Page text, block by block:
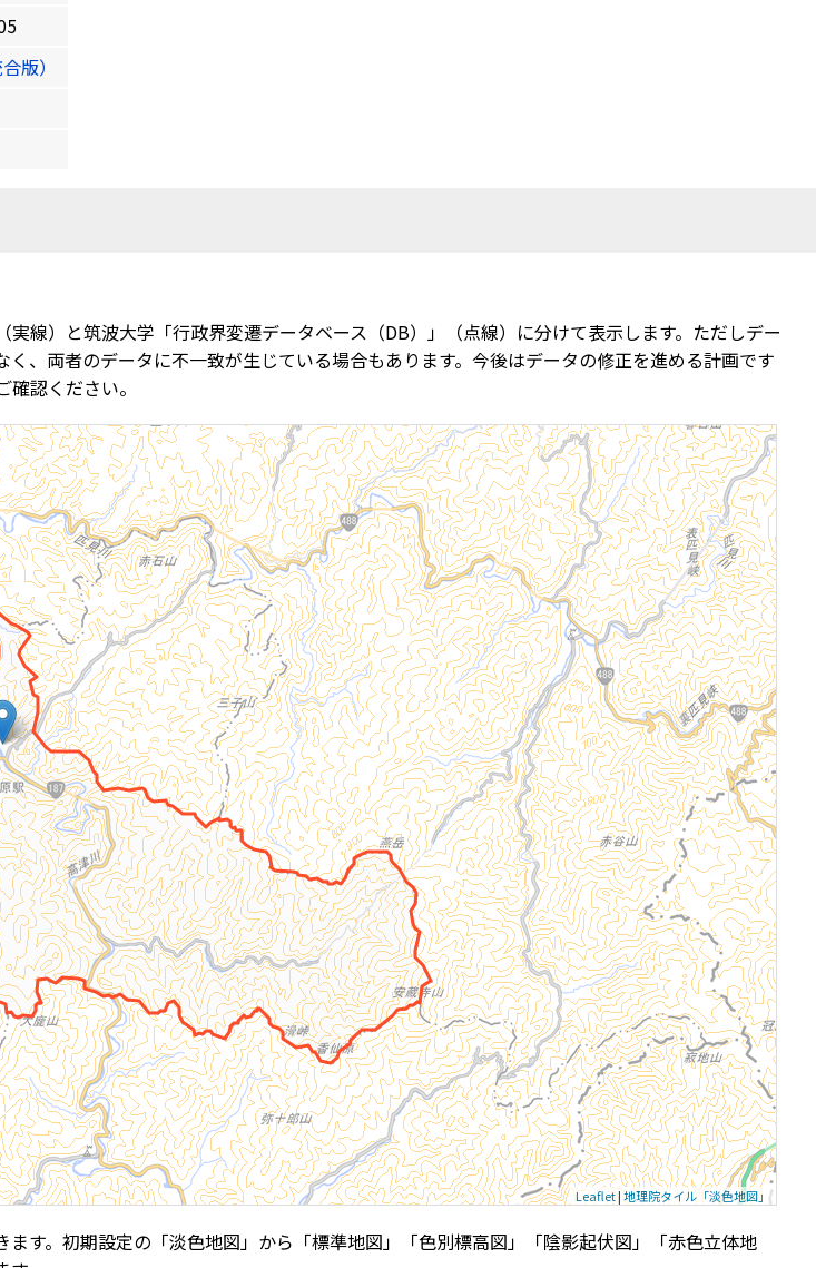
版）
線）と筑波大学「行政界変遷データベース（DB）」（点線）に分けて表示します。ただしデー
、両者のデータに不一致が生じている場合もあります。今後はデータの修正を進める計画です
認ください。
Leaflet|地理院タイル「淡色地図」
す。初期設定の「淡色地図」から「標準地図」「色別標高図」「陰影起伏図」「赤色立体地